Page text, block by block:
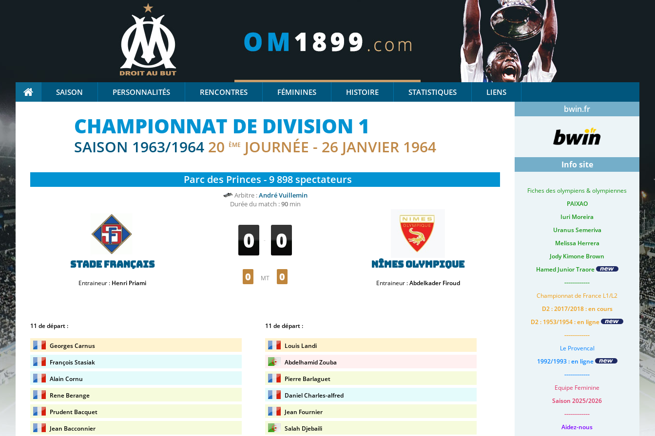
SAISON PERSONNALITÉS RENCONTRES FÉMININES HISTOIRE STATISTIQUES LIENS
CHAMPIONNAT DE DIVISION 1
SAISON 1963/1964 20 ÈME JOURNÉE - 26 JANVIER 1964
Parc des Princes - 9 898 spectateurs
Arbitre :André Vuillemin
Durée du match :90min
Stade Français
Entraineur : Henri Priami
0 - 0
0 MT 0
Nîmes Olympique
Entraineur :Abdelkader Firoud
11 de départ :
Georges Carnus
François Stasiak
Alain Cornu
Rene Berange
Prudent Bacquet
Jean Bacconnier
11 de départ :
Louis Landi
Abdelhamid Zouba
Pierre Barlaguet
Daniel Charles-alfred
Jean Fournier
Salah Djebaili
bwin.fr
Info site
Fiches des olympiens & olympiennes
PAIXAO
Iuri Moreira
Uranus Semeriva
Melissa Herrera
Jody Kimone Brown
Hamed Junior Traore
-------------
Championnat de France L1/L2
D2 : 2017/2018 : en cours
D2 : 1953/1954 : en ligne
-------------
Le Provencal
1992/1993 : en ligne
-------------
Equipe Feminine
Saison 2025/2026
-------------
Aidez-nous